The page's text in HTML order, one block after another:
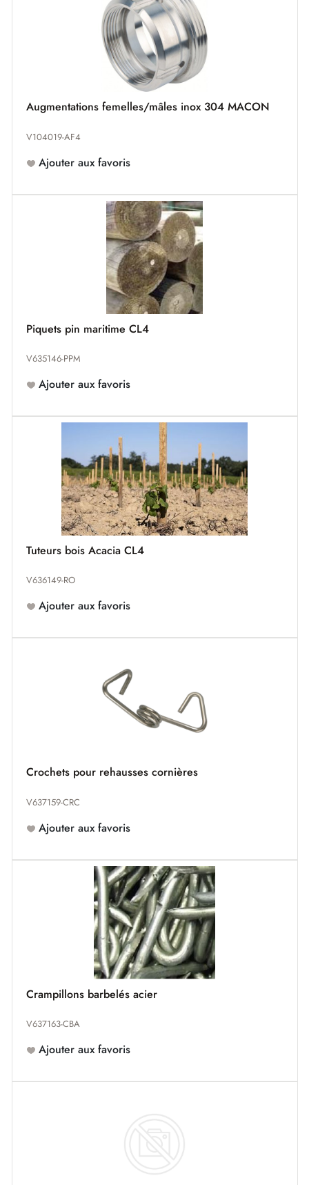
Augmentations femelles/mâles inox 304 MACON
V104019-AF4
Ajouter aux favoris
Piquets pin maritime CL4
V635146-PPM
Ajouter aux favoris
Tuteurs bois Acacia CL4
V636149-RO
Ajouter aux favoris
Crochets pour rehausses cornières
V637159-CRC
Ajouter aux favoris
Crampillons barbelés acier
V637163-CBA
Ajouter aux favoris